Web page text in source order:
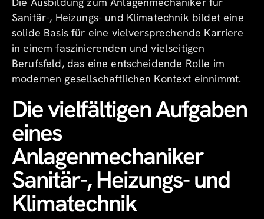
Sanitär-, Heizungs- und Klimatechnik bildet eine
solide Basis für eine vielversprechende Karriere
in einem faszinierenden und vielseitigen
Berufsfeld, das eine entscheidende Rolle im
modernen gesellschaftlichen Kontext einnimmt.
Die vielfältigen Aufgaben
eines
Anlagenmechaniker
Sanitär-, Heizungs- und
Klimatechnik